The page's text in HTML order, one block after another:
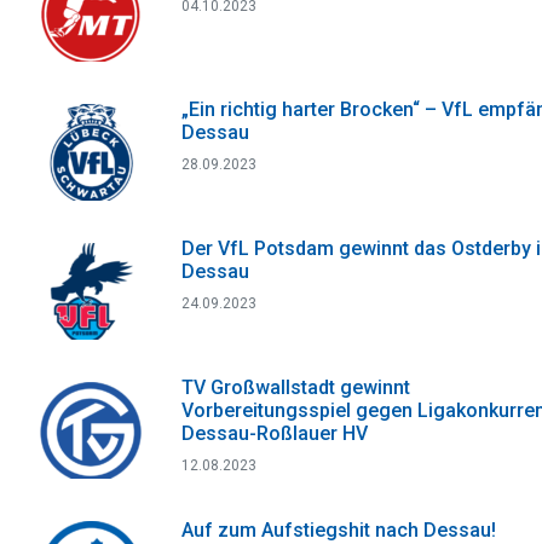
04.10.2023
„Ein richtig harter Brocken“ – VfL
Dessau
28.09.2023
Der VfL Potsdam gewinnt das Ostderby
Dessau
24.09.2023
TV Großwallstadt gewinnt
Vorbereitungsspiel gegen
Dessau-Roßlauer HV
12.08.2023
Auf zum Aufstiegshit nach Dessau!